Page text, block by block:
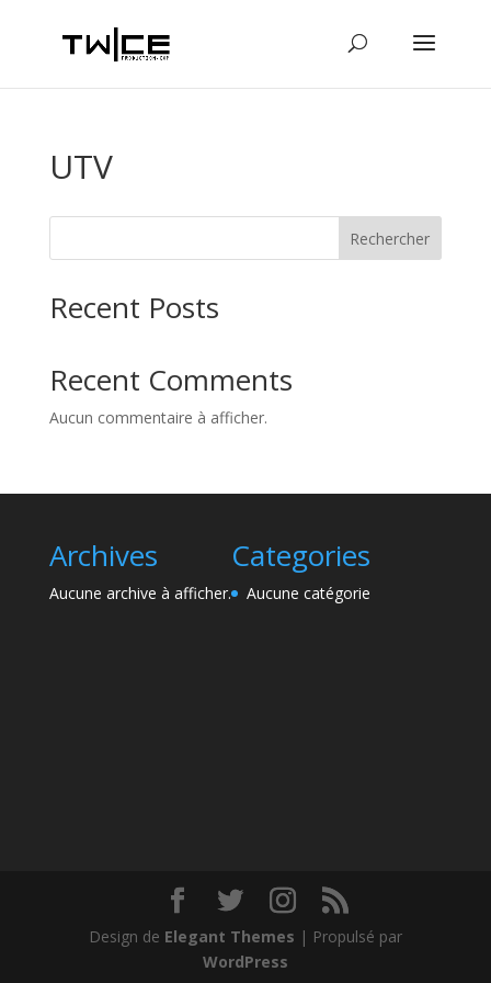
UTV
Rechercher
Recent Posts
Recent Comments
Aucun commentaire à afficher.
Archives
Aucune archive à afficher.
Categories
Aucune catégorie
Design de Elegant Themes | Propulsé par
WordPress